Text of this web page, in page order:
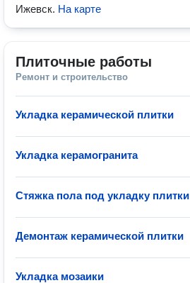
Ижевск. На карте
Плиточные работы
Ремонт и строительство
Укладка керамической плитки
Укладка керамогранита
Стяжка пола под укладку плитки
Демонтаж керамической плитки
Укладка мозаики